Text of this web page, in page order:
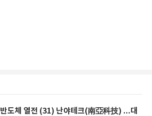
반도체 열전 (31) 난야테크(南亞科技) ...대